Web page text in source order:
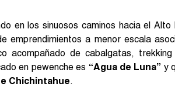
en los sinuosos caminos hacia el
emprendimientos a menor escala
acompañado de cabalgatas,
en pewenche es “Agua de Luna” y
Chichintahue.